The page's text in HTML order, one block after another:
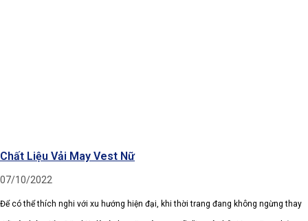
Chất Liệu Vải May Vest Nữ
07/10/2022
Để có thể thích nghi với xu hướng hiện đại, khi thời trang đang không ngừng thay